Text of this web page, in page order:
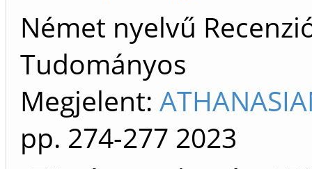
Német nyelvű
Tudományos
Megjelent:
pp. 274-277 2023